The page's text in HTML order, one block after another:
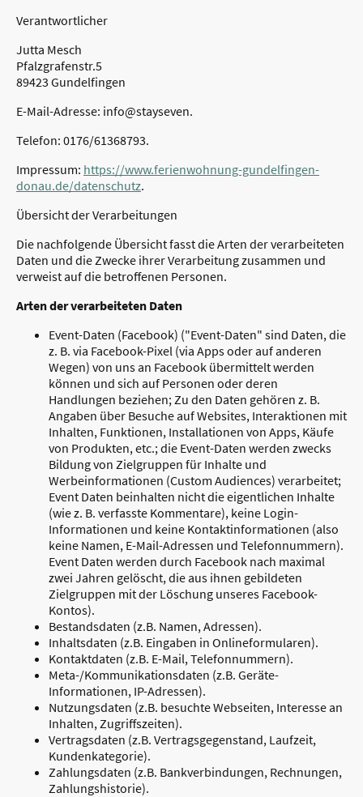
Verantwortlicher
Jutta Mesch
Pfalzgrafenstr.5
89423 Gundelfingen
E-Mail-Adresse: info@stayseven.
Telefon: 0176/61368793.
Impressum: https://www.ferienwohnung-gundelfingen-
donau.de/datenschutz.
Übersicht der Verarbeitungen
Die nachfolgende Übersicht fasst die Arten der verarbeiteten
Daten und die Zwecke ihrer Verarbeitung zusammen und
verweist auf die betroffenen Personen.
Arten der verarbeiteten Daten
Event-Daten (Facebook) ("Event-Daten" sind Daten, die
z. B. via Facebook-Pixel (via Apps oder auf anderen
Wegen) von uns an Facebook übermittelt werden
können und sich auf Personen oder deren
Handlungen beziehen; Zu den Daten gehören z. B.
Angaben über Besuche auf Websites, Interaktionen mit
Inhalten, Funktionen, Installationen von Apps, Käufe
von Produkten, etc.; die Event-Daten werden zwecks
Bildung von Zielgruppen für Inhalte und
Werbeinformationen (Custom Audiences) verarbeitet;
Event Daten beinhalten nicht die eigentlichen Inhalte
(wie z. B. verfasste Kommentare), keine Login-
Informationen und keine Kontaktinformationen (also
keine Namen, E-Mail-Adressen und Telefonnummern).
Event Daten werden durch Facebook nach maximal
zwei Jahren gelöscht, die aus ihnen gebildeten
Zielgruppen mit der Löschung unseres Facebook-
Kontos).
Bestandsdaten (z.B. Namen, Adressen).
Inhaltsdaten (z.B. Eingaben in Onlineformularen).
Kontaktdaten (z.B. E-Mail, Telefonnummern).
Meta-/Kommunikationsdaten (z.B. Geräte-
Informationen, IP-Adressen).
Nutzungsdaten (z.B. besuchte Webseiten, Interesse an
Inhalten, Zugriffszeiten).
Vertragsdaten (z.B. Vertragsgegenstand, Laufzeit,
Kundenkategorie).
Zahlungsdaten (z.B. Bankverbindungen, Rechnungen,
Zahlungshistorie).